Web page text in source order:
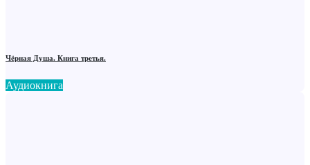
Чёрная Душа. Книга третья.
Аудиокнига